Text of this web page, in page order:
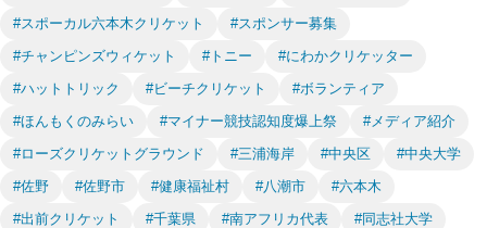
#スポーカル六本木クリケット
#スポンサー募集
#チャンピンズウィケット
#トニー
#にわかクリケッター
#ハットトリック
#ビーチクリケット
#ボランティア
#ほんもくのみらい
#マイナー競技認知度爆上祭
#メディア紹介
#ローズクリケットグラウンド
#三浦海岸 #中央区
#中央大学
#佐野
#佐野市 #健康福祉村 #八潮市
#六本木
#出前クリケット
#千葉県 #南アフリカ代表
#同志社大学